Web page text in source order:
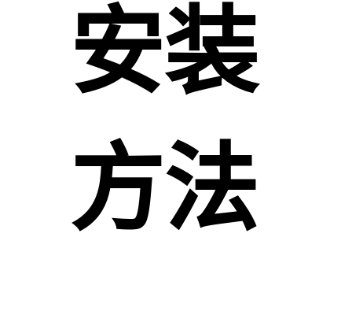
安装
方法